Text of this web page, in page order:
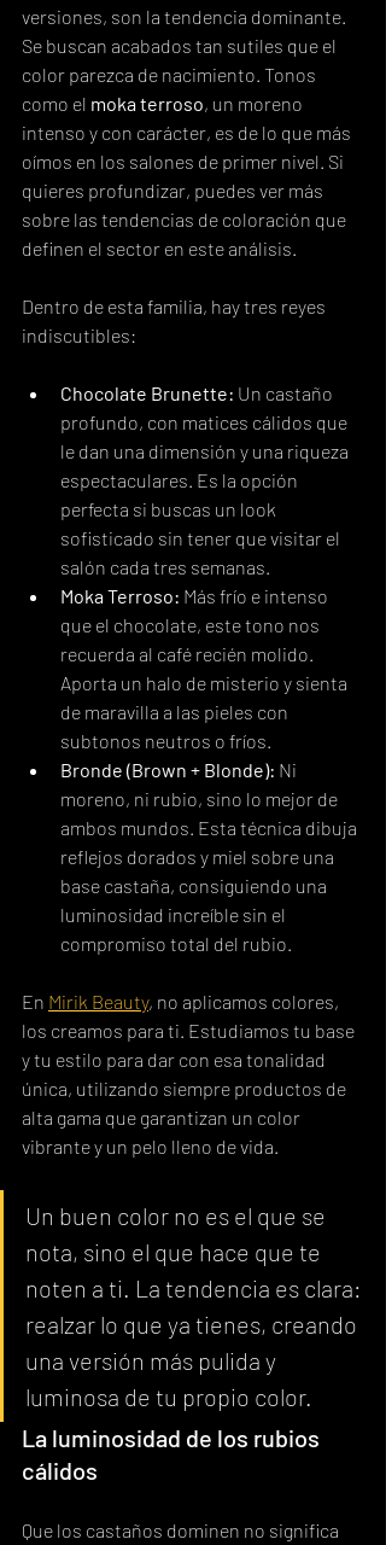
versiones, son la tendencia dominante.
Se buscan acabados tan sutiles que el
color parezca de nacimiento. Tonos
como el moka terroso, un moreno
intenso y con carácter, es de lo que más
oímos en los salones de primer nivel. Si
quieres profundizar, puedes ver más
sobre las tendencias de coloración que
definen el sector en este análisis.
Dentro de esta familia, hay tres reyes
indiscutibles:
Chocolate Brunette: Un castaño
profundo, con matices cálidos que
le dan una dimensión y una riqueza
espectaculares. Es la opción
perfecta si buscas un look
sofisticado sin tener que visitar el
salón cada tres semanas.
Moka Terroso: Más frío e intenso
que el chocolate, este tono nos
recuerda al café recién molido.
Aporta un halo de misterio y sienta
de maravilla a las pieles con
subtonos neutros o fríos.
Bronde (Brown + Blonde): Ni
moreno, ni rubio, sino lo mejor de
ambos mundos. Esta técnica dibuja
reflejos dorados y miel sobre una
base castaña, consiguiendo una
luminosidad increíble sin el
compromiso total del rubio.
En Mirik Beauty, no aplicamos colores,
los creamos para ti. Estudiamos tu base
y tu estilo para dar con esa tonalidad
única, utilizando siempre productos de
alta gama que garantizan un color
vibrante y un pelo lleno de vida.
Un buen color no es el que se
nota, sino el que hace que te
noten a ti. La tendencia es clara:
realzar lo que ya tienes, creando
una versión más pulida y
luminosa de tu propio color.
La luminosidad de los rubios
cálidos
Que los castaños dominen no significa